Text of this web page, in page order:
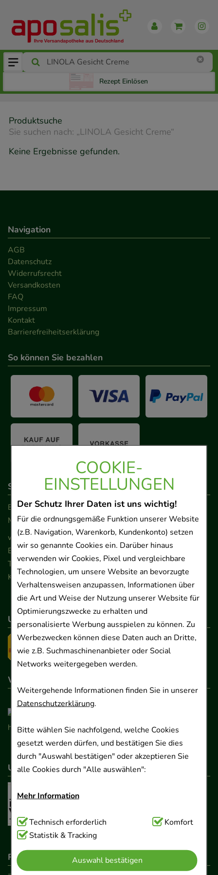
COOKIE-
EINSTELLUNGEN
Der Schutz Ihrer Daten ist uns wichtig!
Für die ordnungsgemäße Funktion unserer Website
(z.B. Navigation, Warenkorb, Kundenkonto) setzen
wir so genannte Cookies ein. Darüber hinaus
verwenden wir Cookies, Pixel und vergleichbare
Technologien, um unsere Website an bevorzugte
Verhaltensweisen anzupassen, Informationen über
die Art und Weise der Nutzung unserer Website für
Optimierungszwecke zu erhalten und
personalisierte Werbung ausspielen zu können. Zu
Werbezwecken können diese Daten auch an Dritte,
wie z.B. Suchmaschinenanbieter oder Social
Networks weitergegeben werden.
Weitergehende Informationen finden Sie in unserer
Datenschutzerklärung.
Bitte wählen Sie nachfolgend, welche Cookies
gesetzt werden dürfen, und bestätigen Sie dies
durch "Auswahl bestätigen" oder akzeptieren Sie
alle Cookies durch "Alle auswählen":
Mehr Information
Technisch Notwendig:Hierbei handelt es sich um
Cookies, die für die Grundfunktionen unserer
Website notwendig sind (z.B. Navigation,
Warenkorb, Kundenkonto), weshalb auf diese nicht
Technisch erforderlich
Komfort
Statistik & Tracking
Auswahl bestätigen
Rezept Einlösen
Produktsuche
Sie suchen nach: „LINOLA Gesicht Creme“
Keine Ergebnisse gefunden.
Navigation
AGB
Datenschutz
Widerrufsrecht
Versandkosten
FAQ
Impressum
Kontakt
Barrierefreiheitserklärung
So können Sie bezahlen
So erreichen Sie uns
Beratung und Kundenservice:
Montag - Freitag von 9.00 bis 17.00 Uhr
www.ApoSalis.de· E-Mail:info@ApoSalis.de
Ernst-August-Platz 2 · 30159 Hannover
Telefon 0511 89 71 80 0 · Fax 0511 89 71 80 11
Kontaktformular
Unser Versanddienstleister
Wir sind hier gelistet
Unser Netzwerk
Rechtliche Pflichtangaben